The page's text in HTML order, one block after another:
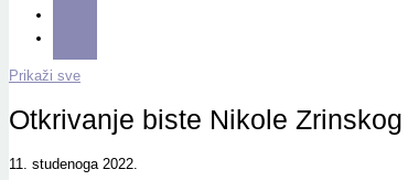
Prikaži sve
Otkrivanje biste Nikole
11. studenoga 2022.